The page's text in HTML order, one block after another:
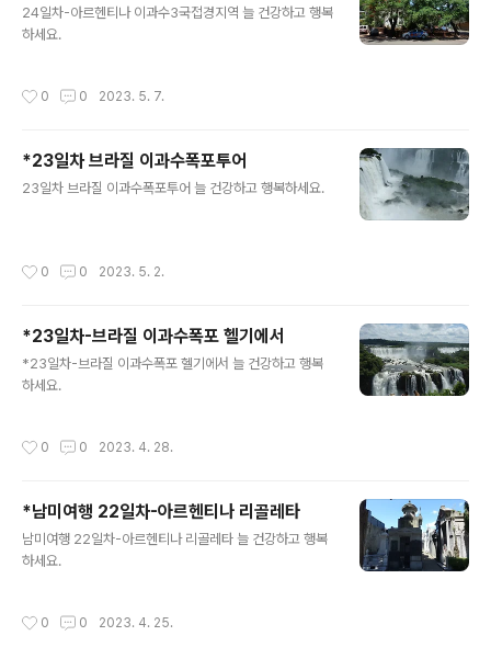
24일차-아르헨티나 이과수3국접경지역 늘 건강하고 행복
하세요.
0 0 2023. 5. 7.
*23일차 브라질 이과수폭포투어
23일차 브라질 이과수폭포투어 늘 건강하고 행복하세요.
0 0 2023. 5. 2.
*23일차-브라질 이과수폭포 헬기에서
*23일차-브라질 이과수폭포 헬기에서 늘 건강하고 행복
하세요.
0 0 2023. 4. 28.
*남미여행 22일차-아르헨티나 리골레타
남미여행 22일차-아르헨티나 리골레타 늘 건강하고 행복
하세요.
0 0 2023. 4. 25.